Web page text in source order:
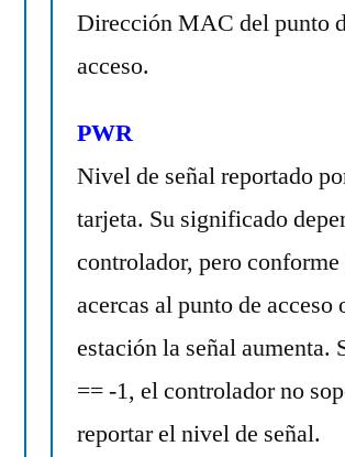
Dirección MAC del punto
acceso.
PWR
Nivel de señal reportado
tarjeta. Su significado
controlador, pero conforme
acercas al punto de acceso
estación la señal aumenta.
== -1, el controlador no
reportar el nivel de señal.